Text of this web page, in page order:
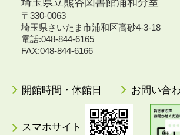
〒330-0063
埼玉県さいたま市浦和区高砂4-3-18
電話:048-844-6165
FAX:048-844-6166
開館時間・休館日 お問い合
スマホサイト